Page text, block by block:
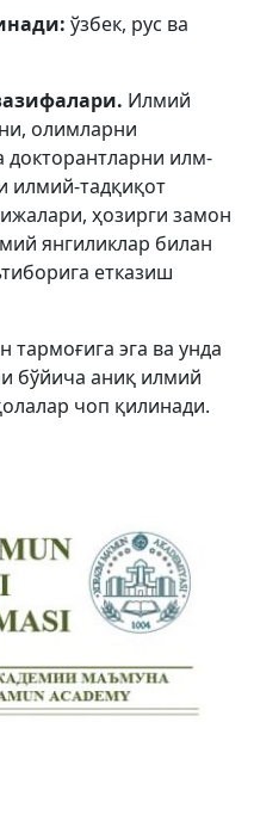
ўзбек, рус ва
Илмий
олимларни
докторантларни илм-
илмий-тадқиқот
ҳозирги замон
янгиликлар билан
етказиш
тармоғига эга ва унда
бўйича аниқ илмий
чоп қилинади.